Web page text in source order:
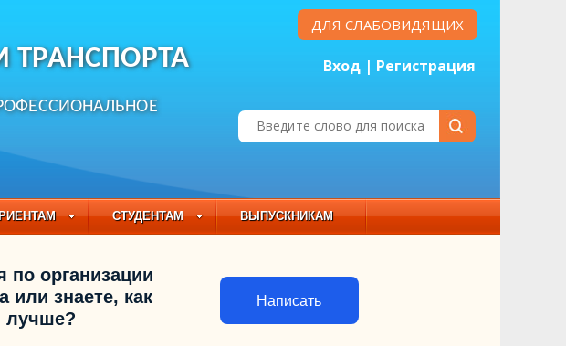
ТРАНСПОРТА
ДЛЯ СЛАБОВИДЯЩИХ
Вход | Регистрация
СТУДЕНТАМ ВЫПУСКНИКАМ
по организации
или знаете, как
лучше?
Написать